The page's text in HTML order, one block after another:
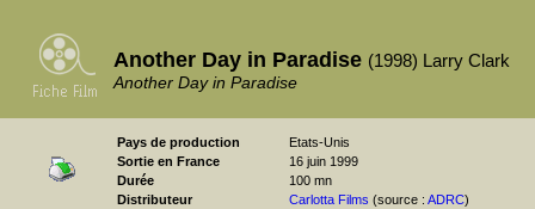
Another Day in Paradise (1998) Larry Clark
Another Day in Paradise
Pays de production
Etats-Unis
Sortie en France
16 juin 1999
Durée
100 mn
Distributeur
Carlotta Films (source : ADRC)